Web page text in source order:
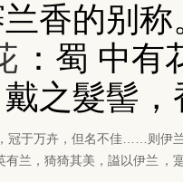
香的别
：蜀 中
之髮髻，
冠于万卉，但名不佳……则伊
有兰，猗猗其美，謚以伊兰 ，